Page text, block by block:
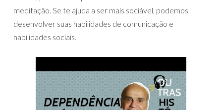
meditação. Se te ajuda a ser mais sociável, podemos
desenvolver suas habilidades de comunicação e
habilidades sociais.